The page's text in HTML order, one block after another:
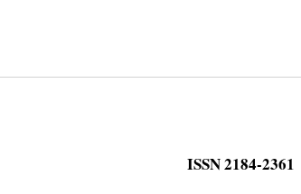
ISSN 2184-2361